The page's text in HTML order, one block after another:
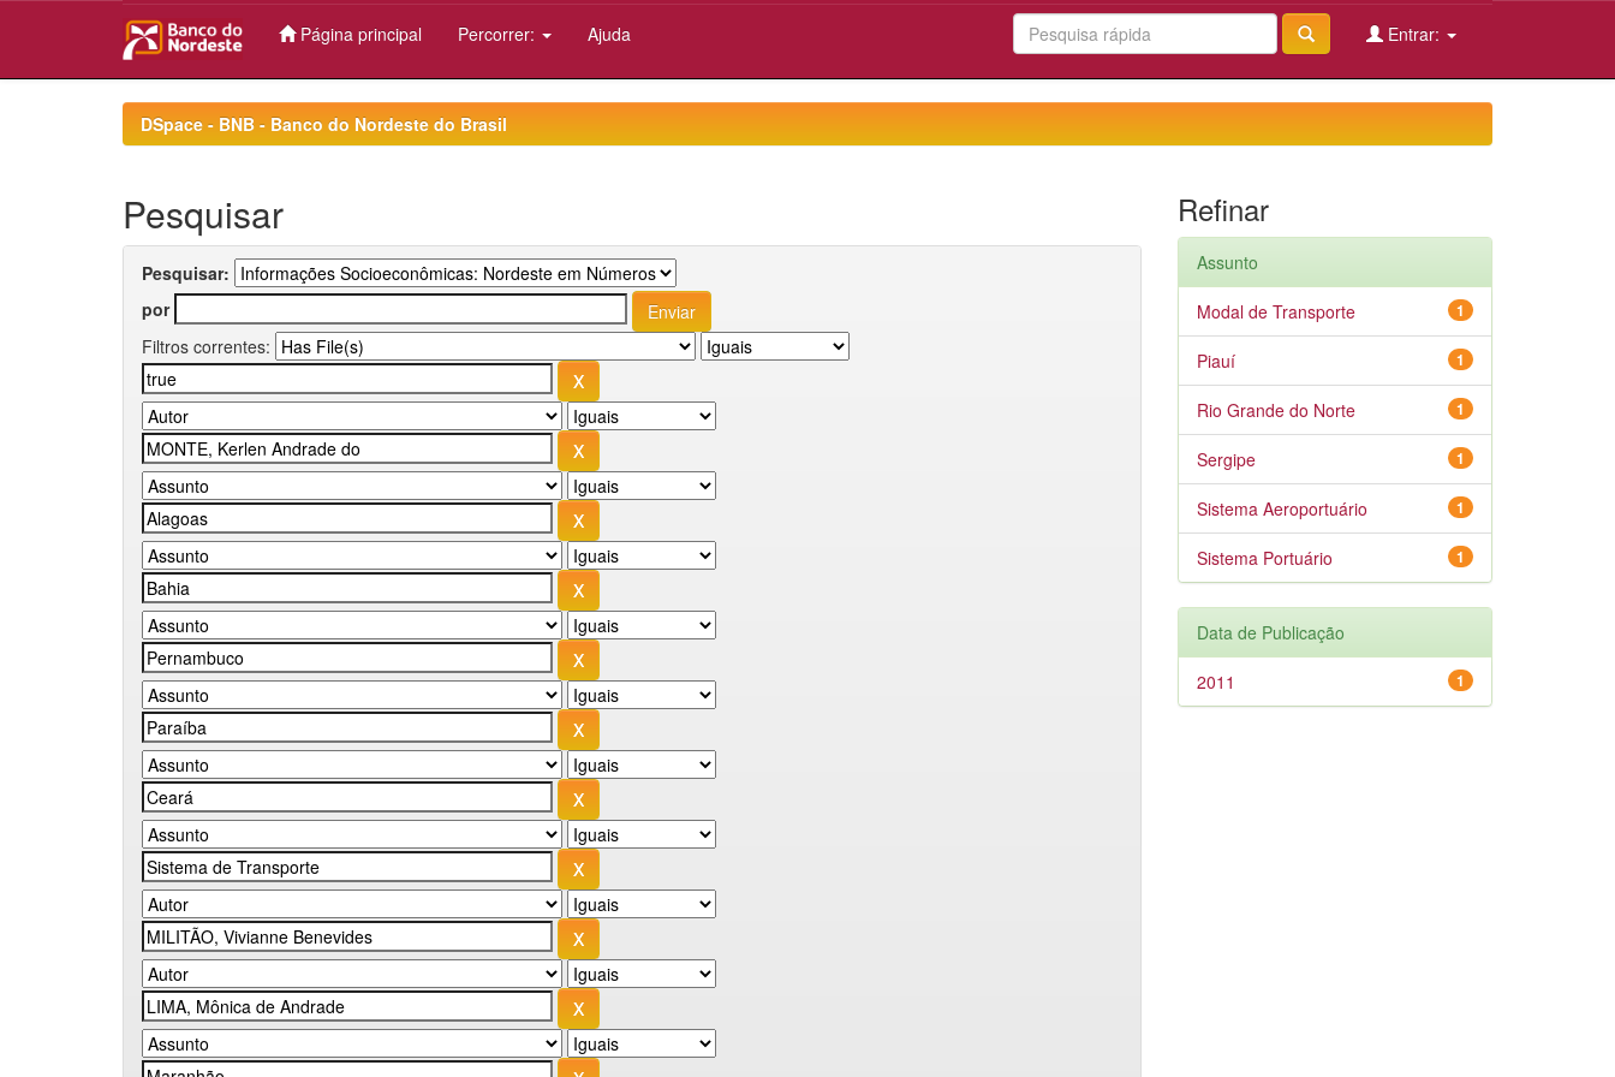
Página principal Percorrer: Ajuda Entrar:
DSpace - BNB - Banco do Nordeste do Brasil
Pesquisar
Pesquisar:
por
Filtros correntes:
Refinar
Assunto
1
Modal de Transporte
1
Piauí
1
Rio Grande do Norte
1
Sergipe
1
Sistema Aeroportuário
1
Sistema Portuário
Data de Publicação
1
2011